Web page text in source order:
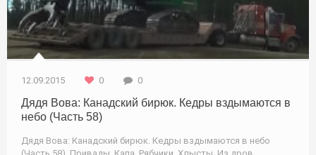
12.09.2015 0 0
Дядя Вова: Канадский бирюк. Кедры вздымаются в
небо (Часть 58)
Дядя Вова: Канадский бирюк. Кедры вздымаются в небо